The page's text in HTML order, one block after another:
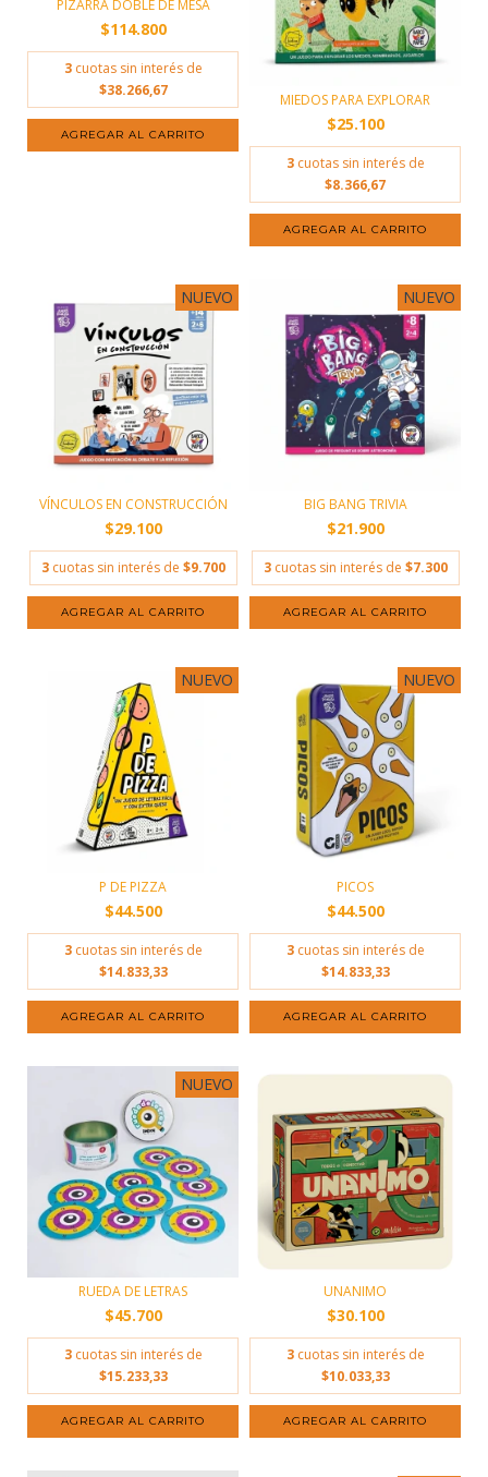
PIZARRA DOBLE DE MESA
$114.800
3 cuotas sin interés de
$38.266,67
AGREGAR AL CARRITO
MIEDOS PARA EXPLORAR
$25.100
3 cuotas sin interés de
$8.366,67
NUEVO
VÍNCULOS EN CONSTRUCCIÓN
$29.100
3 cuotas sin interés de $9.700
NUEVO
BIG BANG TRIVIA
$21.900
3 cuotas sin interés de $7.300
NUEVO
P DE PIZZA
$44.500
3 cuotas sin interés de
$14.833,33
NUEVO
PICOS
$44.500
3 cuotas sin interés de
$14.833,33
NUEVO
RUEDA DE LETRAS
$45.700
3 cuotas sin interés de
$15.233,33
UNANIMO
$30.100
3 cuotas sin interés de
$10.033,33